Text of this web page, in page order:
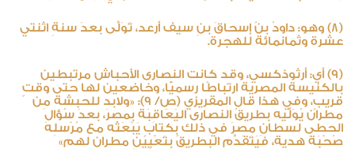
(8) وهو: داودُ بنُ إسحاقَ بنِ سيف أرعد، تَوَلَّى بعدَ سنةِ اثنتي
عشرة وثمانمائة للهجرة.
(9) أي: أرثوذكسي، وقد كانت النصارى الأحباش مرتبطين
بالكنيسة المصرية ارتباطًا رسميًّا، وخاضعين لها حتى وقتٍ
قريبٍ، وفي هذا قال المقريزي (ص/ 9): «ولابد للحبشة مِن
مطران يُوَلِّيه بطريقُ النصارى اليَعَاقِبَة بمصرَ، بعدَ سُؤالِ
الحطى لسطانِ مصرَ في ذلك بكتابٍ يَبْعَثُه مع مُرْسلِه
صُحْبَةَ هدية، فيَتَقَدَّم البطريقُ بِتَعْيِينِ مطران لهم»